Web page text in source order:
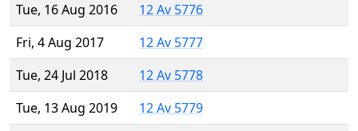
Tue, 16 Aug 2016
12 Av 5776
Fri, 4 Aug 2017
12 Av 5777
Tue, 24 Jul 2018
12 Av 5778
Tue, 13 Aug 2019
12 Av 5779